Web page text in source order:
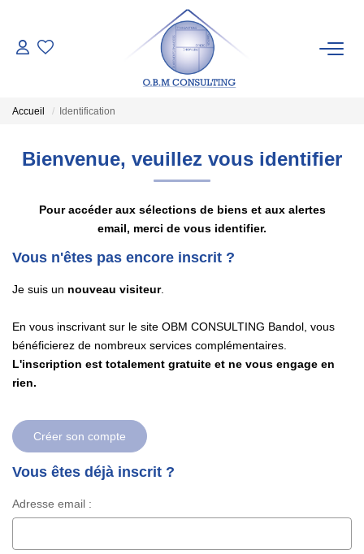
LES BIENS
Pré-Estimation
SYNDIC
Qui Sommes-Nous
Nos Actualités
Accueil Identification
Bienvenue, veuillez vous identifier
Pour accéder aux sélections de biens et aux alertes
email, merci de vous identifier.
Vous n'êtes pas encore inscrit ?
Je suis un nouveau visiteur.
En vous inscrivant sur le site OBM CONSULTING Bandol, vous
bénéficierez de nombreux services complémentaires.
L'inscription est totalement gratuite et ne vous engage en
rien.
Créer son compte
Vous êtes déjà inscrit ?
Adresse email :